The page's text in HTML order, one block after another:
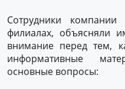
Сотрудники
филиалах, объясняли
внимание перед тем,
информативные
основные вопросы: